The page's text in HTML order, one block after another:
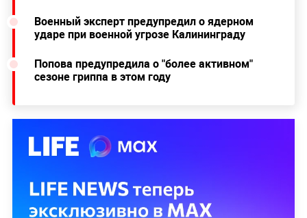
Военный эксперт предупредил о ядерном
ударе при военной угрозе Калининграду
Попова предупредила о "более активном"
сезоне гриппа в этом году